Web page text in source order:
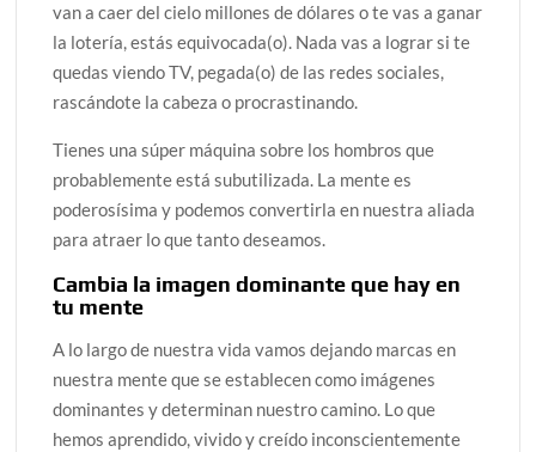
van a caer del cielo millones de dólares o te vas a ganar
la lotería, estás equivocada(o). Nada vas a lograr si te
quedas viendo TV, pegada(o) de las redes sociales,
rascándote la cabeza o procrastinando.
Tienes una súper máquina sobre los hombros que
probablemente está subutilizada. La mente es
poderosísima y podemos convertirla en nuestra aliada
para atraer lo que tanto deseamos.
Cambia la imagen dominante que hay en
tu mente
A lo largo de nuestra vida vamos dejando marcas en
nuestra mente que se establecen como imágenes
dominantes y determinan nuestro camino. Lo que
hemos aprendido, vivido y creído inconscientemente